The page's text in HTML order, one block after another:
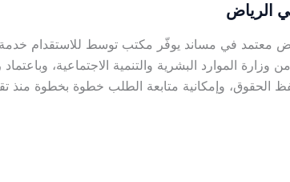
الرياض
معتمد في مساند يوفّر مكتب توسط للاستقدام
الموارد البشرية والتنمية الاجتماعية،
الحقوق، وإمكانية متابعة الطلب خطوة بخطوة